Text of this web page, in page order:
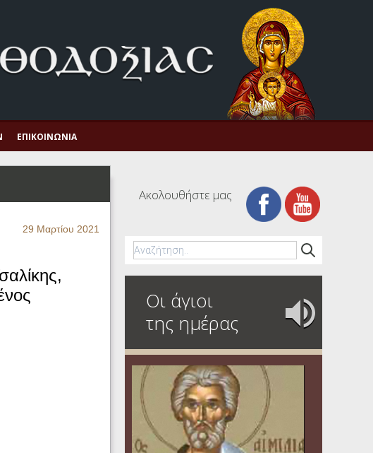
ΕΠΙΚΟΙΝΩΝΊΑ
29 Μαρτίου 2021
Ακολουθήστε μας
Οι άγιοι
της ημέρας